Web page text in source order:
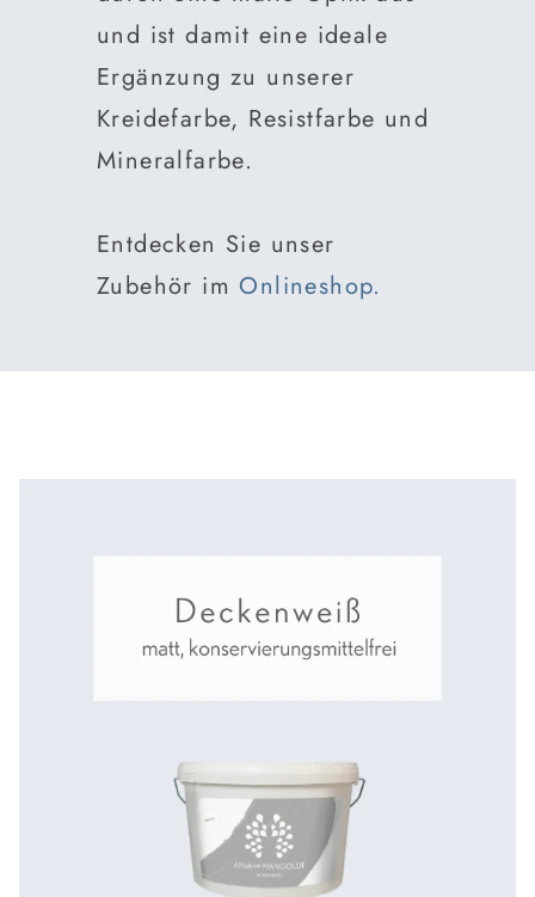
und ist damit eine ideale
Ergänzung zu unserer
Kreidefarbe, Resistfarbe und
Mineralfarbe.
Entdecken Sie unser
Zubehör im Onlineshop.